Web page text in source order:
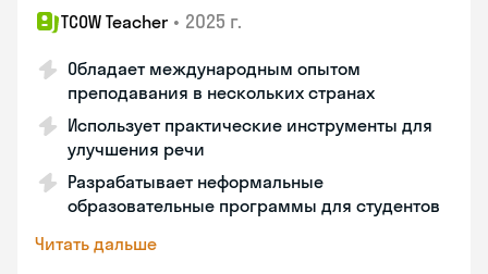
TCOW Teacher • 2025 г.
Обладает международным опытом
преподавания в нескольких странах
Использует практические инструменты для
улучшения речи
Разрабатывает неформальные
образовательные программы для студентов
Читать дальше